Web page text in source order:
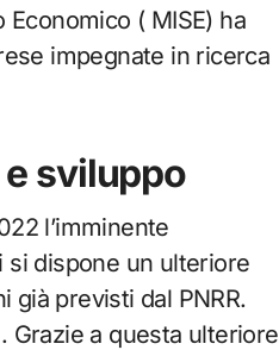
impegnate in ricerca
sviluppo
l’imminente
dispone un ulteriore
già previsti dal PNRR.
Grazie a questa ulteriore